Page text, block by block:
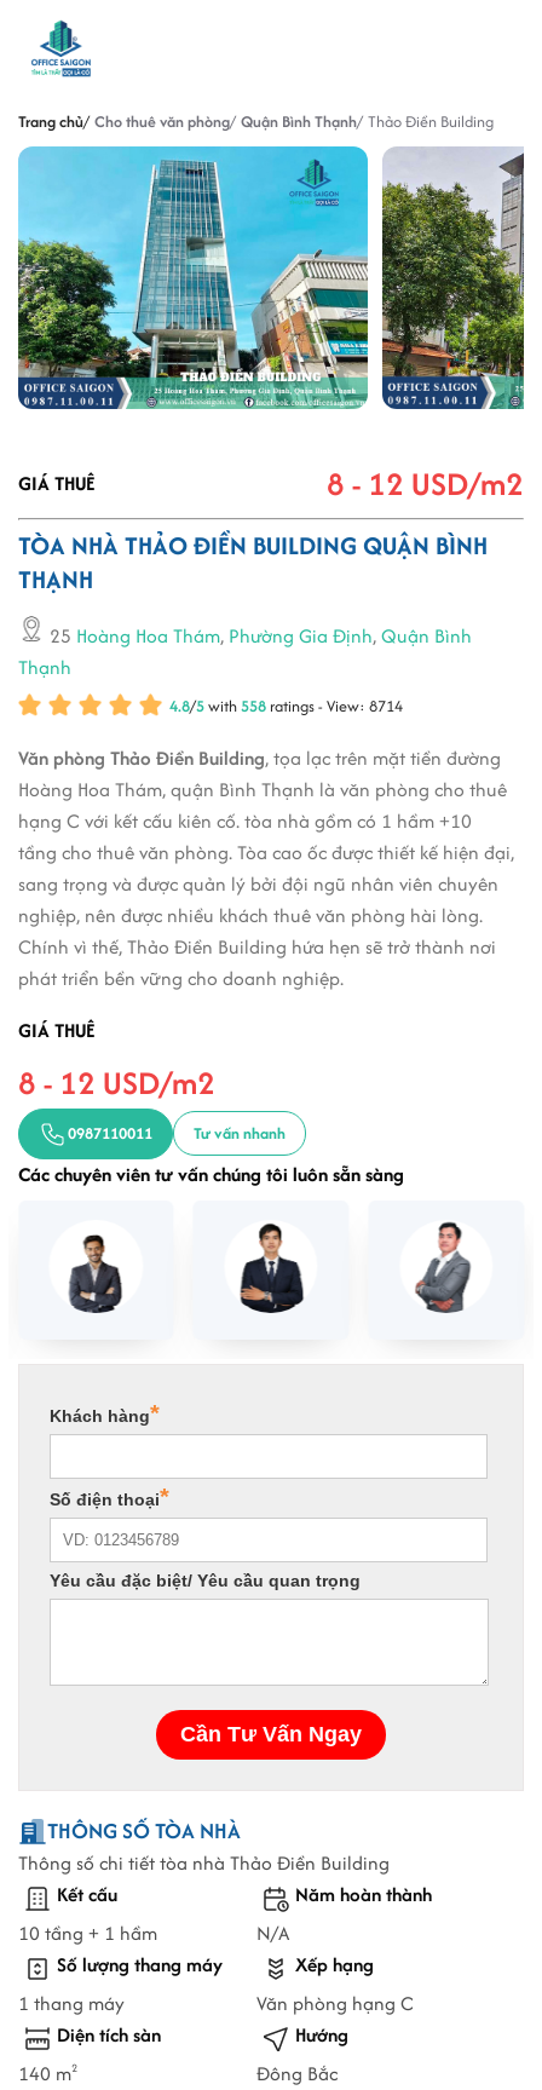
Trang chủ Cho thuê văn phòng Quận Bình Thạnh Thảo Điền Building
GIÁ THUÊ 8 - 12 USD/m2
TÒA NHÀ THẢO ĐIỀN BUILDING QUẬN BÌNH
THẠNH
25 Hoàng Hoa Thám, Phường Gia Định,Quận Bình
Thạnh
4.8/5with558 ratings - View: 8714
Văn phòng Thảo Điền Building, tọa lạc trên mặt tiền đường
Hoàng Hoa Thám, quận Bình Thạnh là văn phòng cho thuê
hạng C với kết cấu kiên cố. tòa nhà gồm có 1 hầm +10
tầng cho thuê văn phòng. Tòa cao ốc được thiết kế hiện đại,
sang trọng và được quản lý bởi đội ngũ nhân viên chuyên
nghiệp, nên được nhiều khách thuê văn phòng hài lòng.
Chính vì thế, Thảo Điền Building hứa hẹn sẽ trở thành nơi
phát triển bền vững cho doanh nghiệp.
GIÁ THUÊ
8 - 12 USD/m2
0987110011 Tư vấn nhanh
Các chuyên viên tư vấn chúng tôi luôn sẵn sàng
THÔNG SỐ TÒA NHÀ
Thông số chi tiết tòa nhà Thảo Điền Building
Kết cấu
10 tầng + 1 hầm
Năm hoàn thành
N/A
Số lượng thang máy
1 thang máy
Xếp hạng
Văn phòng hạng C
Diện tích sàn
140 m2
Hướng
Đông Bắc